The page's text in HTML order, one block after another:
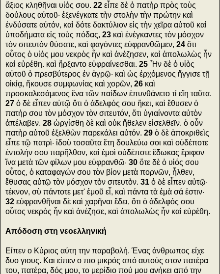
ἄξιος κληθῆναι υἱός σου. 22 εἶπε δὲ ὁ πατὴρ πρὸς τοὺς
δούλους αὐτοῦ· ἐξενέγκατε τὴν στολὴν τὴν πρώτην καὶ
ἐνδύσατε αὐτόν, καὶ δότε δακτύλιον εἰς τὴν χεῖρα αὐτοῦ καὶ
ὑποδήματα εἰς τοὺς πόδας, 23 καὶ ἐνέγκαντες τὸν μόσχον
τὸν σιτευτόν θύσατε, καὶ φαγόντες εὐφρανθῶμεν, 24 ὅτι
οὗτος ὁ υἱός μου νεκρὸς ἦν καὶ ἀνέζησεν, καὶ ἀπολωλὼς ἦν
καὶ εὑρέθη. καὶ ἤρξαντο εὐφραίνεσθαι. 25 Ἦν δὲ ὁ υἱὸς
αὐτοῦ ὁ πρεσβύτερος ἐν ἀγρῷ· καὶ ὡς ἐρχόμενος ἤγγισε τῇ
οἰκίᾳ, ἤκουσε συμφωνίας καὶ χορῶν, 26 καὶ
προσκαλεσάμενος ἕνα τῶν παίδων ἐπυνθάνετο τί εἴη ταῦτα.
27 ὁ δὲ εἶπεν αὐτῷ ὅτι ὁ ἀδελφός σου ἥκει, καὶ ἔθυσεν ὁ
πατήρ σου τὸν μόσχον τὸν σιτευτόν, ὅτι ὑγιαίνοντα αὐτὸν
ἀπέλαβεν. 28 ὠργίσθη δὲ καὶ οὐκ ἤθελεν εἰσελθεῖν. ὁ οὖν
πατὴρ αὐτοῦ ἐξελθὼν παρεκάλει αὐτόν. 29 ὁ δὲ ἀποκριθεὶς
εἶπε τῷ πατρὶ· ἰδοὺ τοσαῦτα ἔτη δουλεύω σοι καὶ οὐδέποτε
ἐντολήν σου παρῆλθον, καὶ ἐμοὶ οὐδέποτε ἔδωκας ἔριφον
ἵνα μετὰ τῶν φίλων μου εὐφρανθῶ· 30 ὅτε δὲ ὁ υἱός σου
οὗτος, ὁ καταφαγών σου τὸν βίον μετὰ πορνῶν, ἦλθεν,
ἔθυσας αὐτῷ τὸν μόσχον τὸν σιτευτὸν. 31 ὁ δὲ εἶπεν αὐτῷ·
τέκνον, σὺ πάντοτε μετ' ἐμοῦ εἶ, καὶ πάντα τὰ ἐμὰ σά ἐστιν·
32 εὐφρανθῆναι δὲ καὶ χαρῆναι ἔδει, ὅτι ὁ ἀδελφός σου
οὗτος νεκρὸς ἦν καὶ ἀνέζησε, καὶ ἀπολωλὼς ἦν καὶ εὑρέθη.
Απόδοση στη νεοελληνική
Είπεν ο Κύριος αύτη την παραβολή. Ένας άνθρωπος είχε
δυο γιους. Και είπεν ο πιο μικρός από αυτούς στον πατέρα
του, πατέρα, δός μου, το μερίδιο πού μου ανήκει από την